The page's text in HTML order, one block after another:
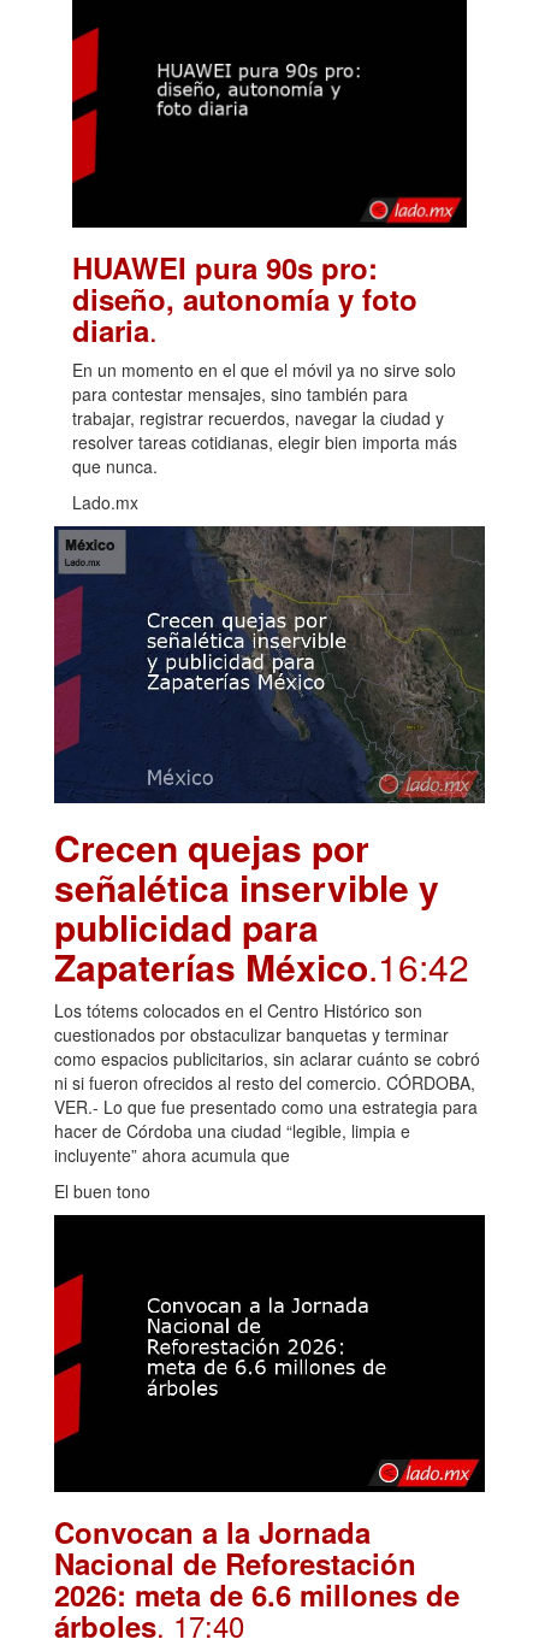
HUAWEI pura 90s pro:
diseño, autonomía y foto
diaria.
En un momento en el que el móvil ya no sirve solo
para contestar mensajes, sino también para
trabajar, registrar recuerdos, navegar la ciudad y
resolver tareas cotidianas, elegir bien importa más
que nunca.
Lado.mx
Crecen quejas por
señalética inservible y
publicidad para
Zapaterías México.16:42
Los tótems colocados en el Centro Histórico son
cuestionados por obstaculizar banquetas y terminar
como espacios publicitarios, sin aclarar cuánto se cobró
ni si fueron ofrecidos al resto del comercio. CÓRDOBA,
VER.- Lo que fue presentado como una estrategia para
hacer de Córdoba una ciudad “legible, limpia e
incluyente” ahora acumula que
El buen tono
Convocan a la Jornada
Nacional de Reforestación
2026: meta de 6.6 millones de
árboles. 17:40